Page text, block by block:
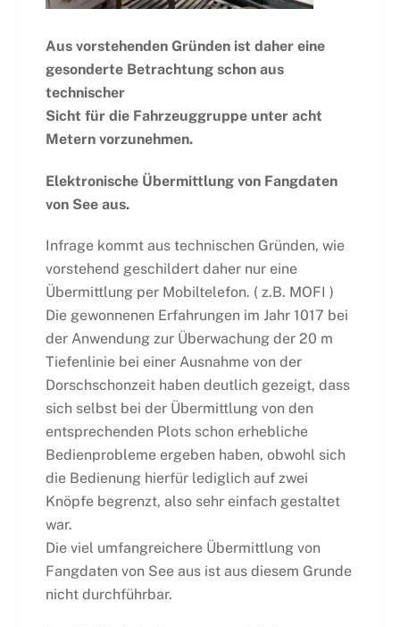
Aus vorstehenden Gründen ist daher eine
gesonderte Betrachtung schon aus
technischer
Sicht für die Fahrzeuggruppe unter acht
Metern vorzunehmen.
Elektronische Übermittlung von Fangdaten
von See aus.
Infrage kommt aus technischen Gründen, wie
vorstehend geschildert daher nur eine
Übermittlung per Mobiltelefon. ( z.B. MOFI )
Die gewonnenen Erfahrungen im Jahr 1017 bei
der Anwendung zur Überwachung der 20 m
Tiefenlinie bei einer Ausnahme von der
Dorschschonzeit haben deutlich gezeigt, dass
sich selbst bei der Übermittlung von den
entsprechenden Plots schon erhebliche
Bedienprobleme ergeben haben, obwohl sich
die Bedienung hierfür lediglich auf zwei
Knöpfe begrenzt, also sehr einfach gestaltet
war.
Die viel umfangreichere Übermittlung von
Fangdaten von See aus ist aus diesem Grunde
nicht durchführbar.